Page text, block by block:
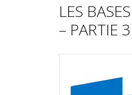
LES
– PARTIE 3